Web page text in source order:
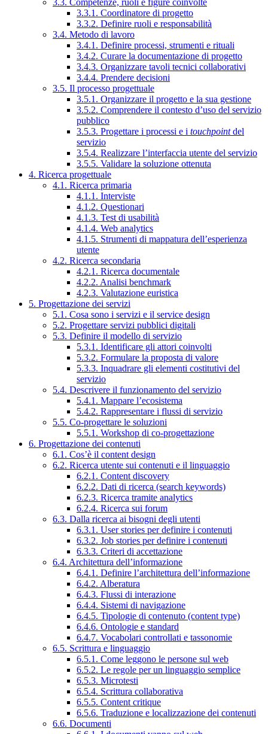
3.3. Competenze, ruoli e figure coinvolte
3.3.1. Coordinatore di progetto
3.3.2. Definire ruoli e responsabilità
3.4. Metodo di lavoro
3.4.1. Definire processi, strumenti e rituali
3.4.2. Curare la documentazione di progetto
3.4.3. Organizzare tavoli tecnici collaborativi
3.4.4. Prendere decisioni
3.5. Il processo progettuale
3.5.1. Organizzare il progetto e la sua gestione
3.5.2. Comprendere il contesto d’uso del servizio
pubblico
3.5.3. Progettare i processi e i touchpointdel
servizio
3.5.4. Realizzare l’interfaccia utente del servizio
3.5.5. Validare la soluzione ottenuta
4. Ricerca progettuale
4.1. Ricerca primaria
4.1.1. Interviste
4.1.2. Questionari
4.1.3. Test di usabilità
4.1.4. Web analytics
4.1.5. Strumenti di mappatura dell’esperienza
utente
4.2. Ricerca secondaria
4.2.1. Ricerca documentale
4.2.2. Analisi benchmark
4.2.3. Valutazione euristica
5. Progettazione dei servizi
5.1. Cosa sono i servizi e il service design
5.2. Progettare servizi pubblici digitali
5.3. Definire il modello di servizio
5.3.1. Identificare gli attori coinvolti
5.3.2. Formulare la proposta di valore
5.3.3. Inquadrare gli elementi costitutivi del
servizio
5.4. Descrivere il funzionamento del servizio
5.4.1. Mappare l’ecosistema
5.4.2. Rappresentare i flussi di servizio
5.5. Co-progettare le soluzioni
5.5.1. Workshop di co-progettazione
6. Progettazione dei contenuti
6.1. Cos’è il content design
6.2. Ricerca utente sui contenuti e il linguaggio
6.2.1. Content discovery
6.2.2. Dati di ricerca (search keywords)
6.2.3. Ricerca tramite analytics
6.2.4. Ricerca sui forum
6.3. Dalla ricerca ai bisogni degli utenti
6.3.1. User stories per definire i contenuti
6.3.2. Job stories per definire i contenuti
6.3.3. Criteri di accettazione
6.4. Architettura dell’informazione
6.4.1. Definire l’architettura dell’informazione
6.4.2. Alberatura
6.4.3. Flussi di interazione
6.4.4. Sistemi di navigazione
6.4.5. Tipologie di contenuto (content type)
6.4.6. Ontologie e standard
6.4.7. Vocabolari controllati e tassonomie
6.5. Scrittura e linguaggio
6.5.1. Come leggono le persone sul web
6.5.2. Le regole per un linguaggio semplice
6.5.3. Microtesti
6.5.4. Scrittura collaborativa
6.5.5. Content critique
6.5.6. Traduzione e localizzazione dei contenuti
6.6. Documenti